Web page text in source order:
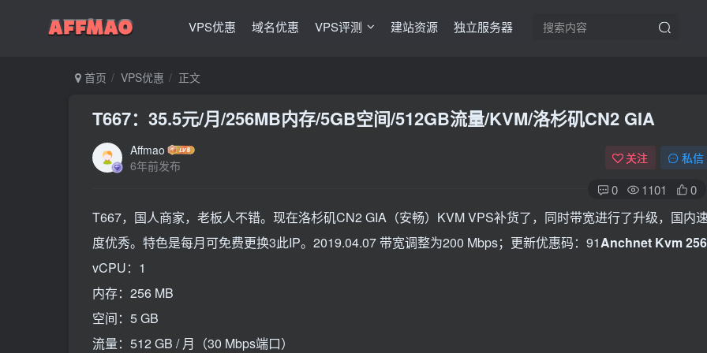
VPS优惠 域名优惠 VPS评测 建站资源 独立服务器
首页 VPS优惠 正文
T667：35.5元/月/256MB内存/5GB空间/512GB流量/KVM/洛杉矶CN2 GIA
Affmao
6年前发布
关注 私信
0 1101 0
T667，国人商家，老板人不错。现在洛杉矶CN2 GIA（安畅）KVM VPS补货了，同时带宽进行了升级，国内
度优秀。特色是每月可免费更换3此IP。2019.04.07 带宽调整为200 Mbps；更新优惠码：91Anchnet Kvm 256
vCPU：1
内存：256 MB
空间：5 GB
流量：512 GB / 月（30 Mbps端口）